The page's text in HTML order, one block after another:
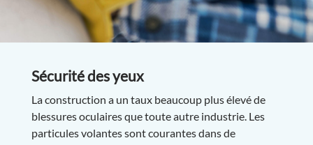
Sécurité des yeux
La construction a un taux beaucoup plus élevé de
blessures oculaires que toute autre industrie. Les
particules volantes sont courantes dans de